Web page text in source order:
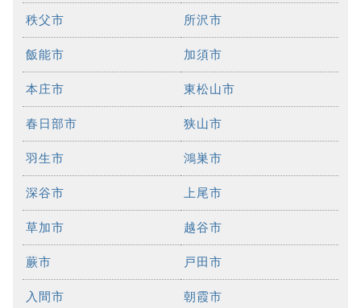
秩父市 所沢市
飯能市 加須市
本庄市 東松山市
春日部市 狭山市
羽生市 鴻巣市
深谷市 上尾市
草加市 越谷市
蕨市 戸田市
入間市 朝霞市